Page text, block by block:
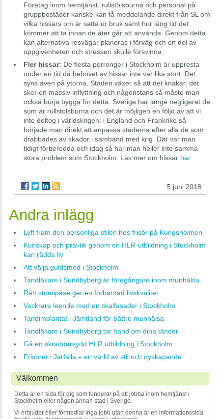
Företag inom hemtjänst, rullstolsburna och personal på
gruppbostäder kanske kan få meddelande direkt från SL om
vilka hissars om är satta ur bruk samt hur lång tid det
kommer att ta innan de åter går att använda. Genom detta
kan alternativa resvägar planeras i förväg och en del av
uppgivenheten och stressen skulle försvinna.
Fler hissar: De flesta perronger i Stockholm är uppresta
under en tid då behovet av hissar inte var lika stort. Det
syns även på ytorna. Staden växer så att det knakar, det
sker en massiv inflyttning och någonstans så måste man
också börja bygga för detta. Sverige har länge negligerat de
som är rullstolsburna och det är möjligen en följd av att vi
inte deltog i världskrigen: i England och Frankrike så
började man direkt att anpassa städerna efter alla de som
drabbades av skador i samband med krig. Där var man
tidigt förberedda och idag så har man heller inte samma
stora problem som Stockholm. Läs mer om hissar här.
5 juni 2018
Andra inlägg
Lyft fram den personliga stilen hos frisör på Kungsholmen
Kunskap och praktik genom en HLR-utbildning i Stockholm
kan rädda liv
Att välja guldsmed i Stockholm
Tandläkare i Sundbyberg är föregångare inom munhälsa
Rätt stomipåse ger en förbättrad livskvalitet
Vackrare leende med en skalfasader i Stockholm
Tandimplantat i Jämtland för bättre munhälsa
Tandläkare i Sundbyberg tar hand om dina tänder
Gå en skräddarsydd HLR utbildning i Stockholm
Frisörer i Järfälla – en värld av stil och nyskapande
Välkommen
Detta är en sida för dig som funderar på att jobba inom hemtjänst i
Stockholm eller någon annan stad i Sverige.
Vi erbjuder eller förmedlar inga jobb utan denna är en informationssida